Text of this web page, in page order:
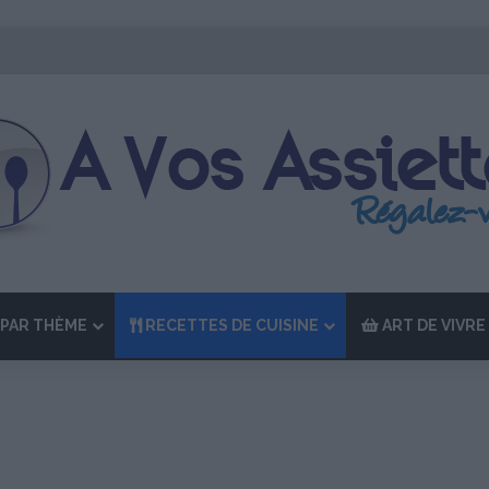
de “La Semaine des Chefs” du 19 au 24 octobre 2026
THÈME RECETTES DE CUISINE ART DE VIVRE